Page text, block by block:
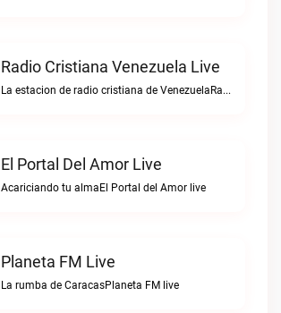
Radio Cristiana Venezuela Live
La estacion de radio cristiana de VenezuelaRadio Cristiana Venezuela live
El Portal Del Amor Live
Acariciando tu almaEl Portal del Amor live
Planeta FM Live
La rumba de CaracasPlaneta FM live